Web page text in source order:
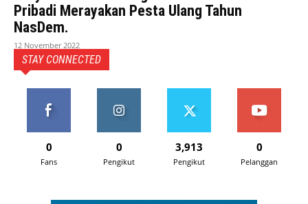
Pribadi Merayakan Pesta Ulang Tahun
NasDem.
12 November 2022
STAY CONNECTED
0
Fans
0
Pengikut
3,913
Pengikut
0
Pelanggan